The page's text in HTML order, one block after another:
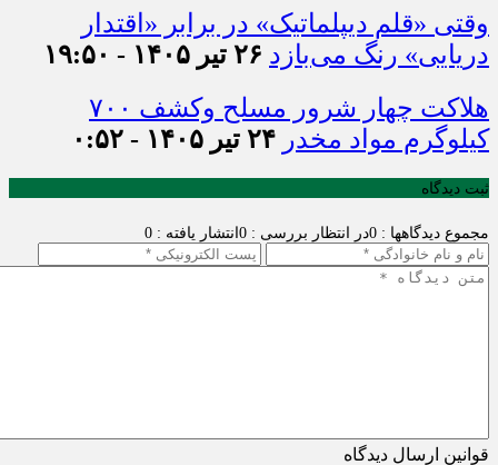
وقتی «قلم دیپلماتیک» در برابر «اقتدار
دریایی» رنگ می‌بازد ۲۶ تیر ۱۴۰۵ - ۱۹:۵۰
هلاکت چهار شرور مسلح وکشف ۷۰۰
کیلوگرم مواد مخدر ۲۴ تیر ۱۴۰۵ - ۰:۵۲
ثبت دیدگاه
مجموع دیدگاهها : 0 در انتظار بررسی : 0 انتشار یافته : 0
قوانین ارسال دیدگاه